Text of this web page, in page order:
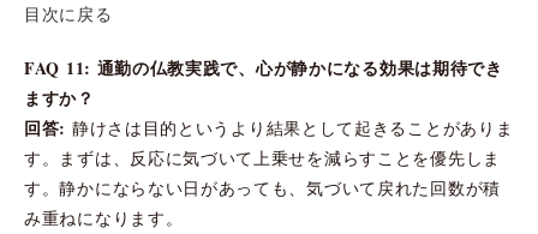
目次に戻る
FAQ 11: 通勤の仏教実践で、心が静かになる効果は期待でき
ますか？
回答: 静けさは目的というより結果として起きることがありま
す。まずは、反応に気づいて上乗せを減らすことを優先しま
す。静かにならない日があっても、気づいて戻れた回数が積
み重ねになります。